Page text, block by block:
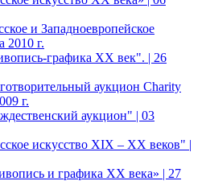
и Западноевропейское
2010 г.
графика ХХ век". | 26
аукцион Charity
г.
аукцион" | 03
искусство XIX – ХХ веков" |
и графика ХХ века» | 27